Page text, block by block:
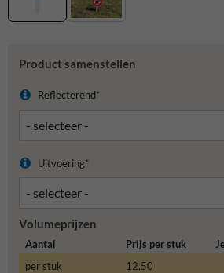
Product samenstellen
Reflecterend*
Uitvoering*
Volumeprijzen
Aantal Prijs per stuk
per stuk
12,50